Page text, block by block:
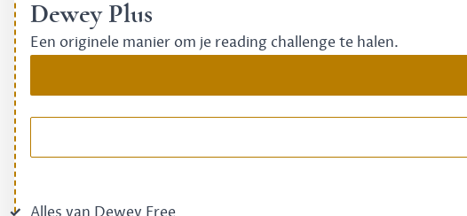
Dewey Plus
Een originele manier om je reading challenge te halen.
Alles van Dewey Free